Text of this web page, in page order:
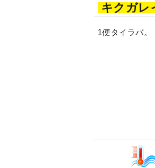
キクガレ
1便タイラバ。